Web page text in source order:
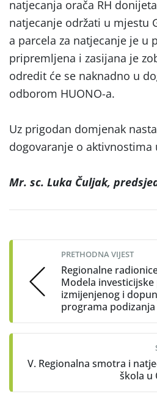
natjecanja orača RH
natjecanje održati u mjestu
a parcela za natjecanje je u
pripremljena i zasijana je
odredit će se naknadno u
odborom HUONO-a.
Uz prigodan domjenak
dogovaranje o aktivnostima
Mr. sc. Luka Čuljak,
navigation
PRETHODNA VIJEST
Regionalne
Modela
izmijenjenog i
programa
V. Regionalna smotra i
škola u